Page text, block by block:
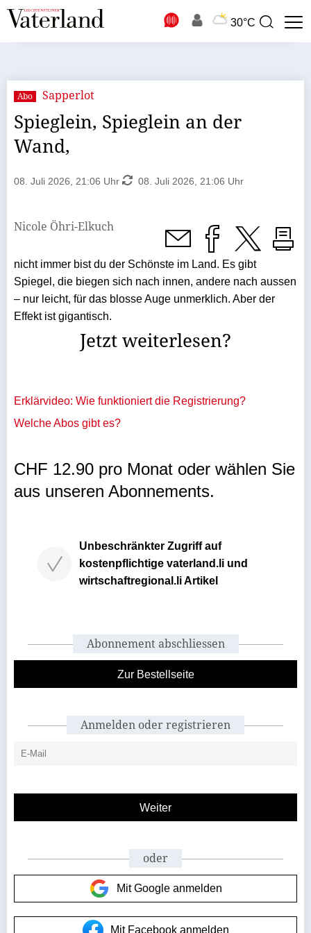
30°C
Suchbegriff
Suche
Abo Sapperlot
Spieglein, Spieglein an der
Wand,
08. Juli 2026, 21:06 Uhr 08. Juli 2026, 21:06 Uhr
Nicole Öhri-Elkuch
nicht immer bist du der Schönste im Land. Es gibt
Spiegel, die biegen sich nach innen, andere nach aussen
– nur leicht, für das blosse Auge unmerklich. Aber der
Effekt ist gigantisch.
Jetzt weiterlesen?
Erklärvideo: Wie funktioniert die Registrierung?
Welche Abos gibt es?
CHF 12.90 pro Monat oder wählen Sie
aus unseren Abonnements.
Unbeschränkter Zugriff auf
kostenpflichtige vaterland.li und
wirtschaftregional.li Artikel
Abonnement abschliessen
Zur Bestellseite
Anmelden oder registrieren
oder
Mit Google anmelden
Mit Facebook anmelden